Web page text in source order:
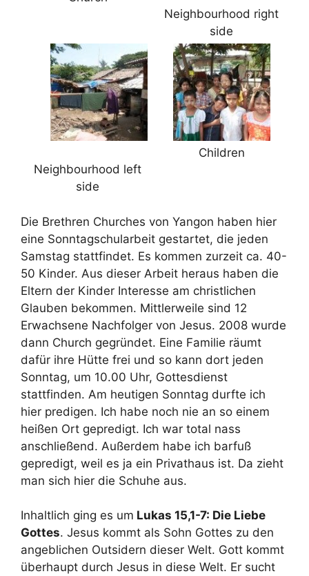
Neighbourhood right
side
Neighbourhood left
side
Children
Die Brethren Churches von Yangon haben hier
eine Sonntagschularbeit gestartet, die jeden
Samstag stattfindet. Es kommen zurzeit ca. 40-
50 Kinder. Aus dieser Arbeit heraus haben die
Eltern der Kinder Interesse am christlichen
Glauben bekommen. Mittlerweile sind 12
Erwachsene Nachfolger von Jesus. 2008 wurde
dann Church gegründet. Eine Familie räumt
dafür ihre Hütte frei und so kann dort jeden
Sonntag, um 10.00 Uhr, Gottesdienst
stattfinden. Am heutigen Sonntag durfte ich
hier predigen. Ich habe noch nie an so einem
heißen Ort gepredigt. Ich war total nass
anschließend. Außerdem habe ich barfuß
gepredigt, weil es ja ein Privathaus ist. Da zieht
man sich hier die Schuhe aus.
Inhaltlich ging es um Lukas 15,1-7: Die Liebe
Gottes. Jesus kommt als Sohn Gottes zu den
angeblichen Outsidern dieser Welt. Gott kommt
überhaupt durch Jesus in diese Welt. Er sucht